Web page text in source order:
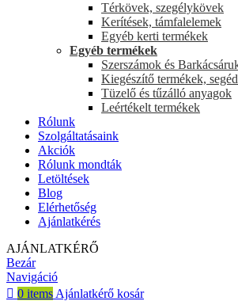
Térkövek, szegélykövek
Kerítések, támfalelemek
Egyéb kerti termékek
Egyéb termékek
Szerszámok és
Kiegészítő termékek,
Tüzelő és tűzálló anyagok
Leértékelt termékek
Rólunk
Szolgáltatásaink
Akciók
Rólunk mondták
Letöltések
Blog
Elérhetőség
Ajánlatkérés
AJÁNLATKÉRŐ
Bezár
Navigáció
0 itemsAjánlatkérő kosár